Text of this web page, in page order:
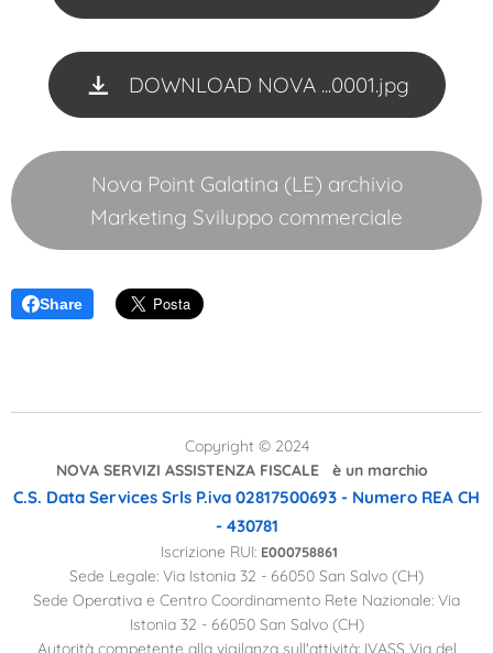
DOWNLOAD NOVA ...0001.jpg
Nova Point Galatina (LE) archivio
Marketing Sviluppo commerciale
Share
Copyright © 2024
NOVA SERVIZI ASSISTENZA FISCALE è un marchio
C.S. Data Services Srls P.iva 02817500693 - Numero REA CH
- 430781
Iscrizione RUI: E000758861
Sede Legale: Via Istonia 32 - 66050 San Salvo (CH)
Sede Operativa e Centro Coordinamento Rete Nazionale: Via
Istonia 32 - 66050 San Salvo (CH)
Autorità competente alla vigilanza sull'attività: IVASS Via del